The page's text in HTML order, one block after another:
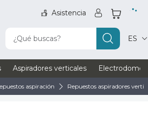
Asistencia
¿Qué buscas? ES
Aspiradores verticales
aspiración Repuestos aspiradores